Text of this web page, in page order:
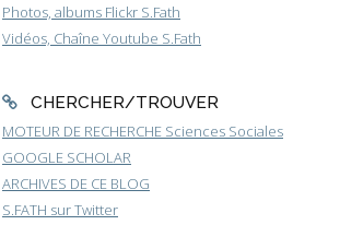
Photos, albums Flickr S.Fath
Vidéos, Chaîne Youtube S.Fath
CHERCHER/TROUVER
MOTEUR DE RECHERCHE Sciences Sociales
GOOGLE SCHOLAR
ARCHIVES DE CE BLOG
S.FATH sur Twitter